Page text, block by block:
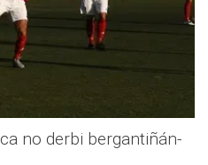
no derbi bergantiñán-